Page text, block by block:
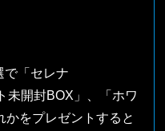
で「セレナ
未開封BOX」、「ホワ
かをプレゼントすると